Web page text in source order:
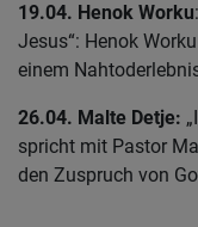
19.04. Henok Worku
Jesus“: Henok
einem
26.04. Malte Detje:
spricht mit Pastor
den Zuspruch von